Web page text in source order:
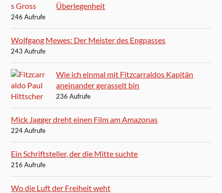
Überlegenheit
246 Aufrufe
Wolfgang Mewes: Der Meister des Engpasses
243 Aufrufe
Wie ich einmal mit Fitzcarraldos Kapitän
aneinander gerasselt bin
236 Aufrufe
Mick Jagger dreht einen Film am Amazonas
224 Aufrufe
Ein Schriftsteller, der die Mitte suchte
216 Aufrufe
Wo die Luft der Freiheit weht